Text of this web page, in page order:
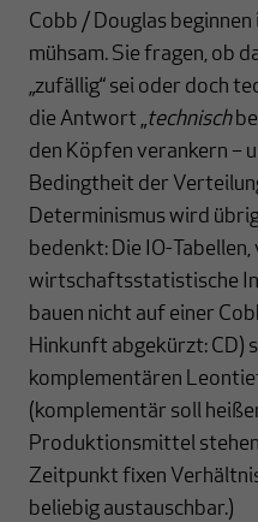
Cobb / Douglas
mühsam. Sie fragen, ob
„zufällig“ sei oder doch
die Antwort „technisch
den Köpfen verankern –
Bedingtheit der
Determinismus wird
bedenkt: Die IO-
wirtschaftsstatistische
bauen nicht auf einer
Hinkunft abgekürzt: CD)
komplementären
(komplementär soll
Produktionsmittel
Zeitpunkt fixen
beliebig austauschbar.)